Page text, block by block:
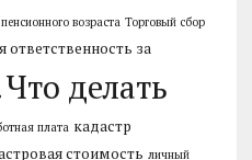
возраста Торговый сбор
ответственность за
Что делать
плата кадастр
стоимость личный